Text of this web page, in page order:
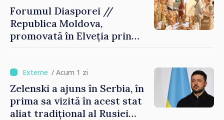
Forumul Diasporei //
Republica Moldova,
promovată în Elveția prin
/ Acum 1 zi
Zelenski a ajuns în Serbia, în
prima sa vizită în acest stat
aliat tradițional al Rusiei